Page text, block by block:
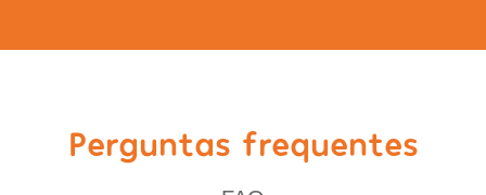
Perguntas frequentes